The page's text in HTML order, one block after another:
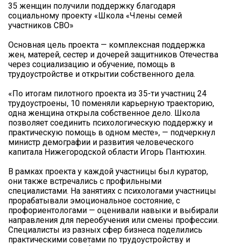
35 женщин получили поддержку благодаря
социальному проекту «Школа «Члены семей
участников СВО»
Основная цель проекта — комплексная поддержка
жен, матерей, сестер и дочерей защитников Отечества
через социализацию и обучение, помощь в
трудоустройстве и открытии собственного дела.
«По итогам пилотного проекта из 35-ти участниц 24
трудоустроены, 10 поменяли карьерную траекторию,
одна женщина открыла собственное дело. Школа
позволяет соединить психологическую поддержку и
практическую помощь в одном месте», — подчеркнул
министр демографии и развития человеческого
капитала Нижегородской области Игорь Пантюхин.
В рамках проекта у каждой участницы был куратор,
они также встречались с профильными
специалистами. На занятиях с психологами участницы
прорабатывали эмоциональное состояние, с
профориентологами — оценивали навыки и выбирали
направления для переобучения или смены профессии.
Специалисты из разных сфер бизнеса поделились
практическими советами по трудоустройству и